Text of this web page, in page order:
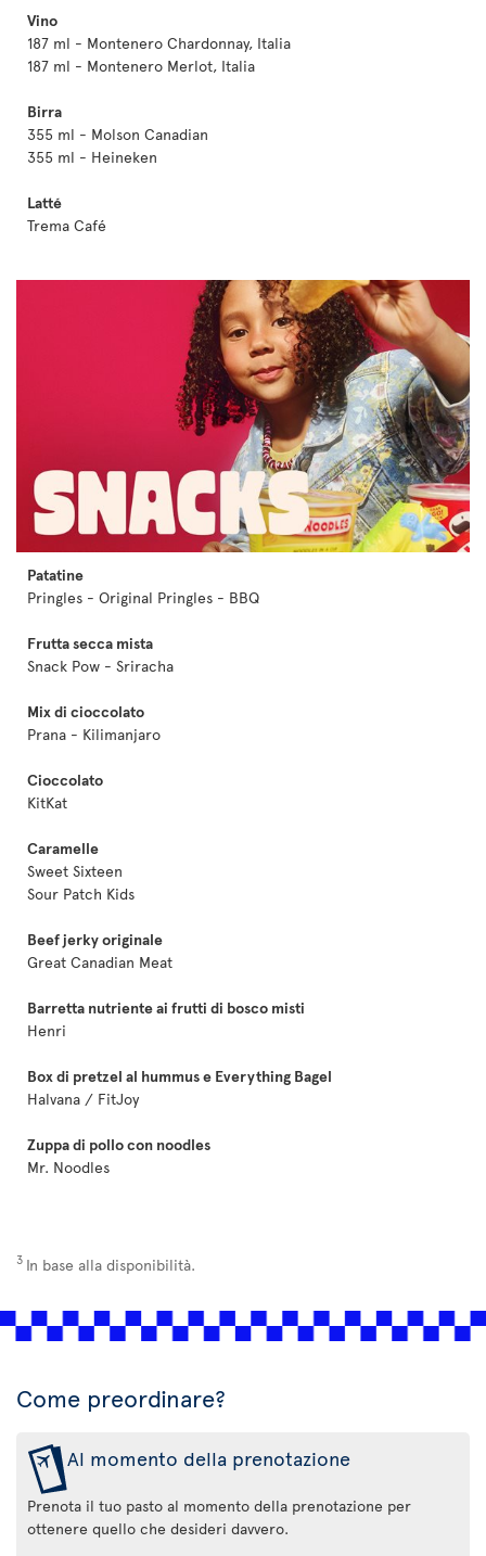
Vino
187 ml - Montenero Chardonnay, Italia
187 ml - Montenero Merlot, Italia
Birra
355 ml - Molson Canadian
355 ml - Heineken
Latté
Trema Café
Patatine
Pringles - Original Pringles - BBQ
Frutta secca mista
Snack Pow - Sriracha
Mix di cioccolato
Prana - Kilimanjaro
Cioccolato
KitKat
Caramelle
Sweet Sixteen
Sour Patch Kids
Beef jerky originale
Great Canadian Meat
Barretta nutriente ai frutti di bosco misti
Henri
Box di pretzel al hummus e Everything Bagel
Halvana / FitJoy
Zuppa di pollo con noodles
Mr. Noodles
3 In base alla disponibilità.
Come preordinare?
Al momento della prenotazione
Prenota il tuo pasto al momento della prenotazione per
ottenere quello che desideri davvero.